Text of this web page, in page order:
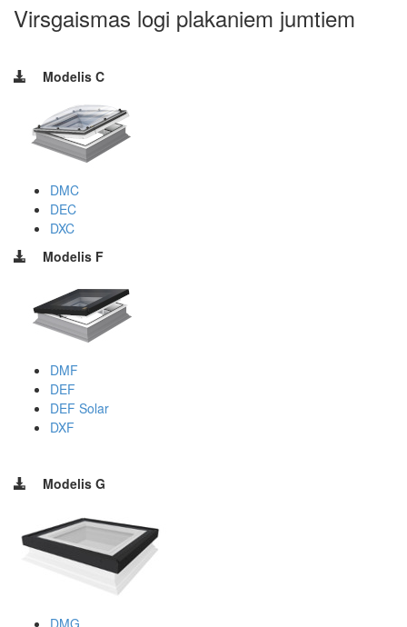
Virsgaismas logi plakaniem jumtiem
Modelis C
DMC
DEC
DXC
Modelis F
DMF
DEF
DEF Solar
DXF
Modelis G
DMG